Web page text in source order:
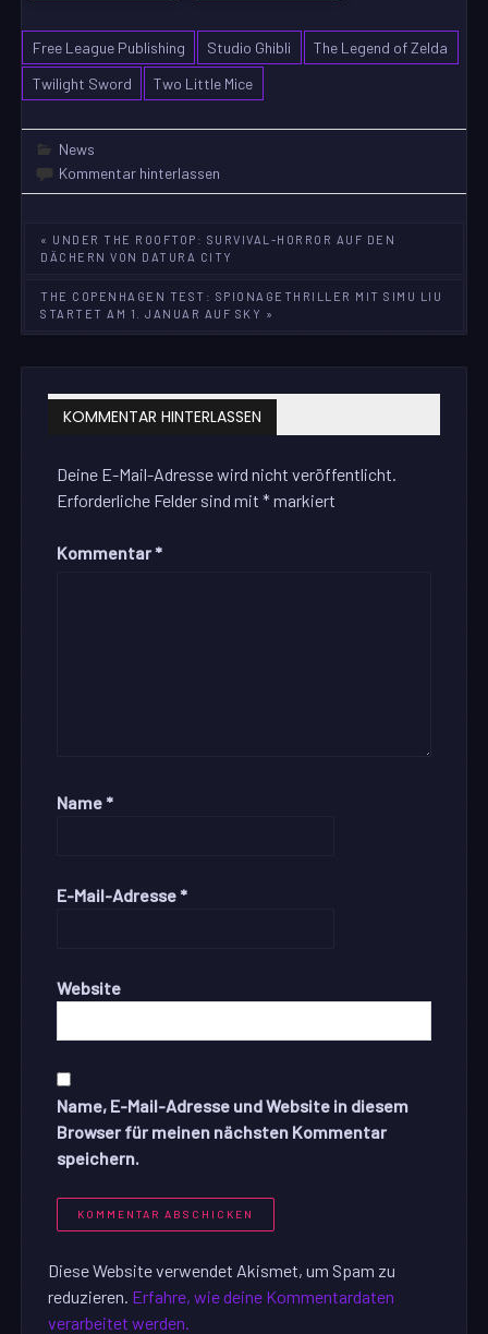
Free League Publishing Studio Ghibli
The Legend of Zelda
Twilight Sword
Two Little Mice
News
Kommentar hinterlassen
Beitragsnavigation
« UNDER THE ROOFTOP: SURVIVAL-HORROR AUF DEN
DÄCHERN VON DATURA CITY
THE COPENHAGEN TEST: SPIONAGETHRILLER MIT SIMU LIU
STARTET AM 1. JANUAR AUF SKY »
KOMMENTAR HINTERLASSEN
Deine E-Mail-Adresse wird nicht veröffentlicht.
Erforderliche Felder sind mit*markiert
Kommentar *
Name *
E-Mail-Adresse *
Website
Name, E-Mail-Adresse und Website in diesem
Browser für meinen nächsten Kommentar
speichern.
Diese Website verwendet Akismet, um Spam zu
reduzieren. Erfahre, wie deine Kommentardaten
verarbeitet werden.